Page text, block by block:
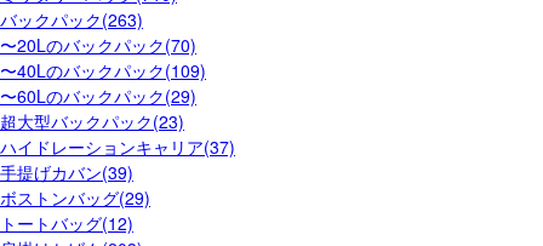
バックパック(263)
〜20Lのバックパック(70)
〜40Lのバックパック(109)
〜60Lのバックパック(29)
超大型バックパック(23)
ハイドレーションキャリア(37)
手提げカバン(39)
ボストンバッグ(29)
トートバッグ(12)